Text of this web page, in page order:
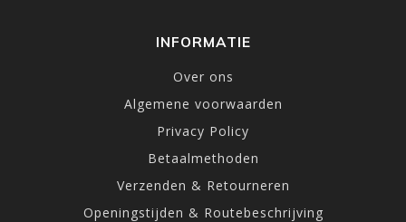
INFORMATIE
Over ons
Algemene voorwaarden
Privacy Policy
Betaalmethoden
Verzenden & Retourneren
Openingstijden & Routebeschrijving